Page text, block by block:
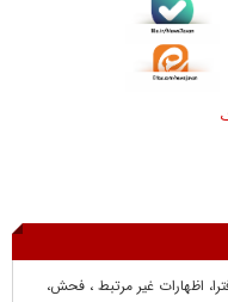
اظهارات غير مرتبط ، فحش،